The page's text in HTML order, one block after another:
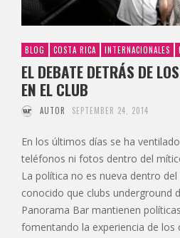
BLOG COSTA RICA INTERNACIONALES
EL DEBATE DETRÁS DE
EN EL CLUB
AUTOR SEPTEMBER 24, 2014
En los últimos días se ha
teléfonos ni fotos dentro del
La política no es nueva dentro
conocido que clubs underground
Panorama Bar mantienen
fomentando la experiencia de los